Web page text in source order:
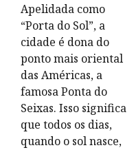
Apelidada como
“Porta do Sol”, a
cidade é dona do
ponto mais oriental
das Américas, a
famosa Ponta do
Seixas. Isso significa
que todos os dias,
quando o sol nasce,